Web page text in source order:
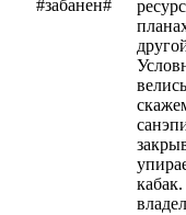
#забанен#